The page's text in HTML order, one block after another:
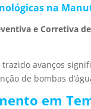
na
e Corretiva
avanços
de bombas
em